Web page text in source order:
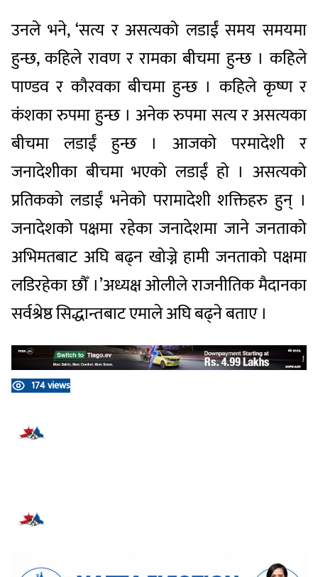
उनले भने, ‘सत्य र असत्यको लडाईं समय समयमा
हुन्छ, कहिले रावण र रामका बीचमा हुन्छ । कहिले
पाण्डव र कौरवका बीचमा हुन्छ । कहिले कृष्ण र
कंशका रुपमा हुन्छ । अनेक रुपमा सत्य र असत्यका
बीचमा लडाईं हुन्छ । आजको परमादेशी र
जनादेशीका बीचमा भएको लडाईं हो । असत्यको
प्रतिकको लडाईं भनेको परामादेशी शक्तिहरु हुन् ।
जनादेशको पक्षमा रहेका जनादेशमा जाने जनताको
अभिमतबाट अघि बढ्न खोज्ने हामी जनताको पक्षमा
लडिरहेका छौँ ।’अध्यक्ष ओलीले राजनीतिक मैदानका
सर्वश्रेष्ठ सिद्धान्तबाट एमाले अघि बढ्ने बताए ।
174 views